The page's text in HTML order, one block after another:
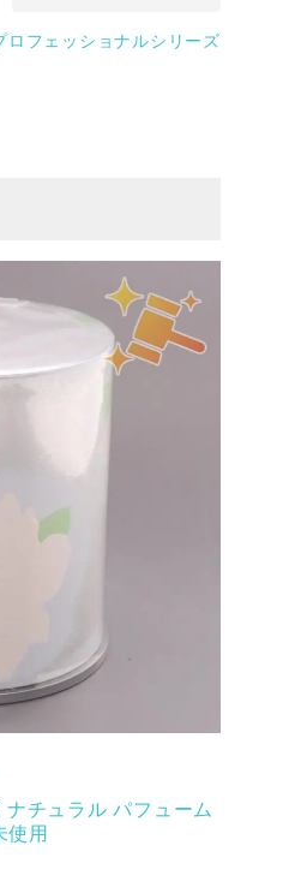
ロフェッショナルシリーズ
チュラル パフューム
使用